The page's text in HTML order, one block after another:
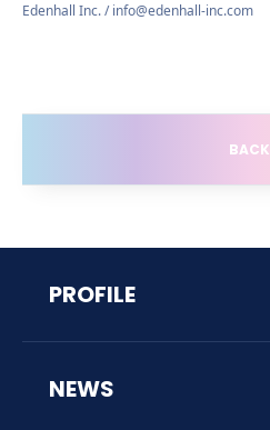
Edenhall Inc. / info@edenhall-inc.com
BACK
PROFILE
NEWS